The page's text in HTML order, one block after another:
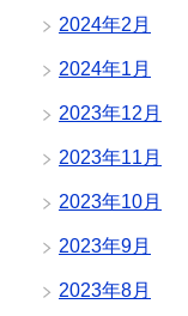
2024年2月
2024年1月
2023年12月
2023年11月
2023年10月
2023年9月
2023年8月